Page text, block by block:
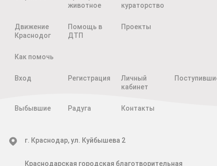
животное
кураторство
Движение
Краснодог
Помощь в
ДТП
Проекты
Как помочь
Вход Регистрация
Личный
кабинет
Выбывшие Радуга Контакты
г. Краснодар, ул. Куйбышева 2
Краснодарская городская благотворительная